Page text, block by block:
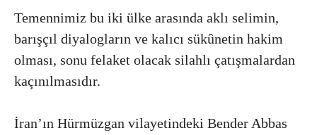
Temennimiz bu iki ülke arasında aklı selimin,
barışçıl diyalogların ve kalıcı sükûnetin hakim
olması, sonu felaket olacak silahlı çatışmalardan
kaçınılmasıdır.
İran’ın Hürmüzgan vilayetindeki Bender Abbas